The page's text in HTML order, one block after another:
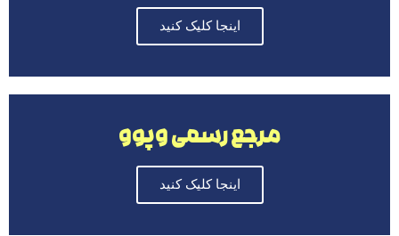
اینجا کلیک کنید
مرجع رسمی وپوو
اینجا کلیک کنید